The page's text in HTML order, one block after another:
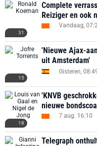
31
Complete
Reiziger en ook
Vandaag,
15
'Nieuwe Ajax-
uit Amsterdam'
Gisteren,
18
'KNVB
nieuwe
7 aug. 16:10
Telegraph